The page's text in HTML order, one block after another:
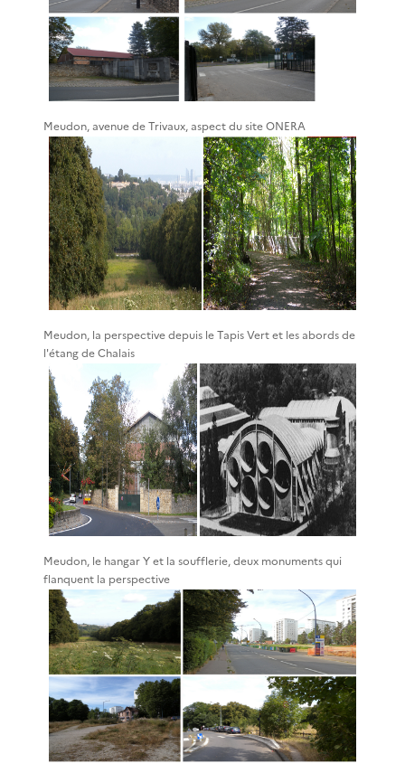
Meudon, avenue de Trivaux, aspect du site ONERA
Meudon, la perspective depuis le Tapis Vert et les abords de
l'étang de Chalais
Meudon, le hangar Y et la soufflerie, deux monuments qui
flanquent la perspective